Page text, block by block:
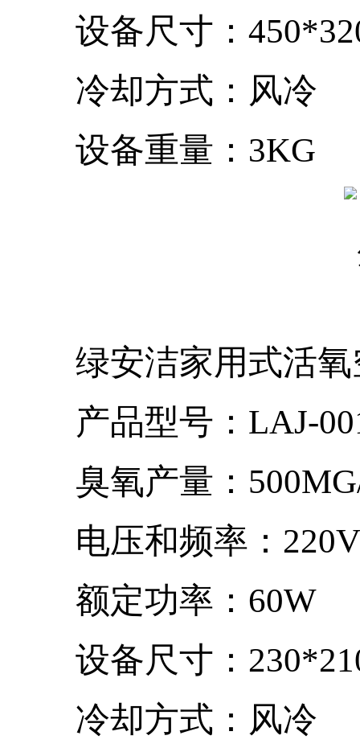
设备尺寸：
冷却方式：风冷
设备重量：3KG
绿安洁家用式活氧
产品型号：LAJ-
臭氧产量：
电压和频率：
额定功率：60W
设备尺寸：
冷却方式：风冷